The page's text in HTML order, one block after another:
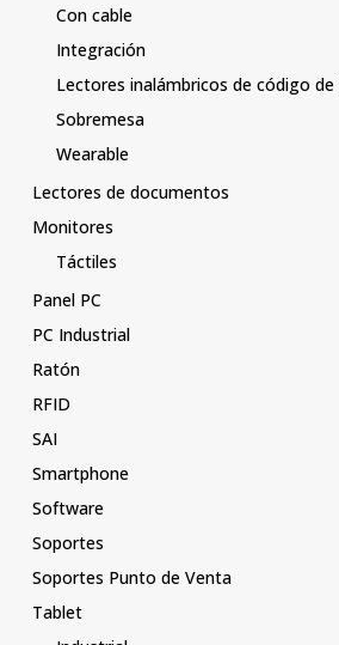
Con cable
Integración
Lectores inalámbricos de código de
Sobremesa
Wearable
Lectores de documentos
Monitores
Táctiles
Panel PC
PC Industrial
Ratón
RFID
SAI
Smartphone
Software
Soportes
Soportes Punto de Venta
Tablet